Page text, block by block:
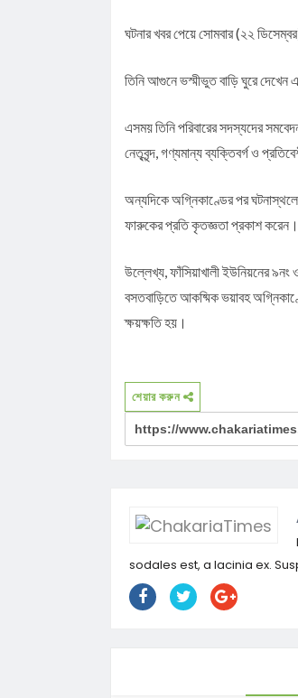
ঘটনার খবর পেয়ে সোমবার (২২
তিনি আগুনে ভস্মীভুত বাড়ি ঘুরে দেখেন
এসময় তিনি পরিবারের সদস্যদের
নেতৃবৃন্দ, গণ্যমান্য ব্যক্তিবর্গ ও
অন্যদিকে অগ্নিকাণ্ডের পর
ফারুকের প্রতি কৃতজ্ঞতা প্রকাশ করেন।
উল্লেখ্য, ফাঁসিয়াখালী ইউনিয়নের ৯নং
বসতবাড়িতে আকষ্মিক ভয়াবহ
ক্ষয়ক্ষতি হয়।
শেয়ার করুন
sodales est, a lacinia ex.